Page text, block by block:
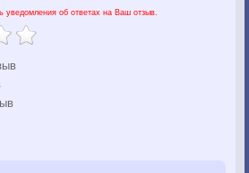
уведомления об ответах на Ваш отзыв.